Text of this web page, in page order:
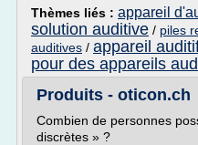
Thèmes liés : appareil
solution auditive / piles
auditives / appareil
pour des appareils
Produits - oticon.ch
Combien de personnes
discrètes » ?